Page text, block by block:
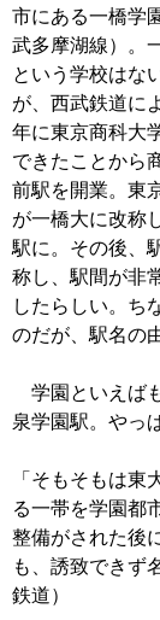
市にある一橋学
武多摩湖線）。
という学校はな
が、西武鉄道に
年に東京商科大
できたことから
前駅を開業。東
が一橋大に改称
駅に。その後、
称し、駅間が非
したらしい。ち
のだが、駅名の
学園といえば
泉学園駅。やっ
「そもそもは東
る一帯を学園都
整備がされた後
も、誘致できず
鉄道）